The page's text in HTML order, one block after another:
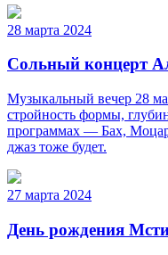
28 марта 2024
Сольный концерт
Музыкальный вечер 28
стройность формы,
программах — Бах,
джаз тоже будет.
27 марта 2024
День рождения